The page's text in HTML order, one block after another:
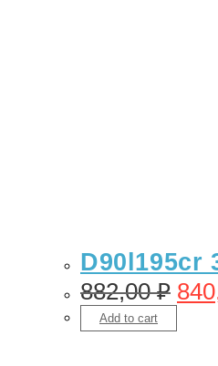
D90l195cr
882,00₽
Add to cart